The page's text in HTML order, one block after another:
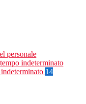
personale
indeterminato
14